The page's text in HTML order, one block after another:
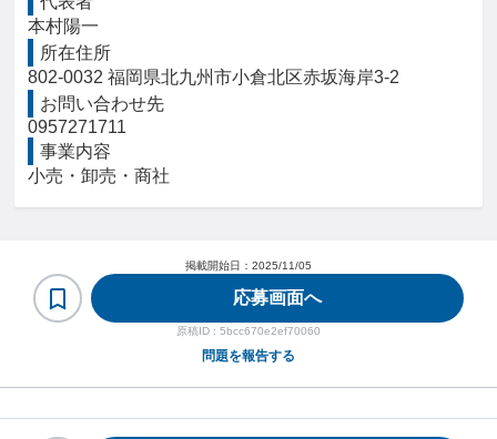
本村陽一
所在住所
802-0032 福岡県北九州市小倉北区赤坂海岸3-2
お問い合わせ先
0957271711
事業内容
小売・卸売・商社
掲載開始日： 2025/11/05
応募画面へ
原稿ID : 5bcc670e2ef70060
問題を報告する